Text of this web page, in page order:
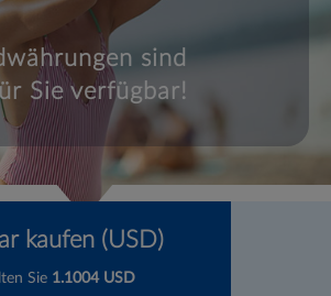
sind
Sie verfügbar!
kaufen (USD)
Sie 1.1004USD